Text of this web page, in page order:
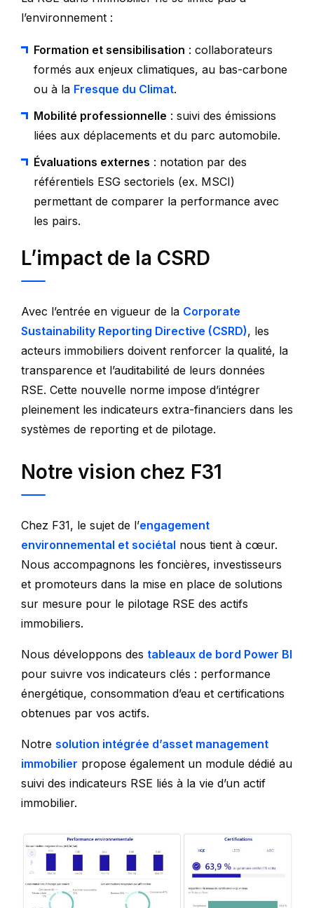
l’environnement :
Formation et sensibilisation : collaborateurs
formés aux enjeux climatiques, au bas-carbone
ou à la Fresque du Climat.
Mobilité professionnelle : suivi des émissions
liées aux déplacements et du parc automobile.
Évaluations externes : notation par des
référentiels ESG sectoriels (ex. MSCI)
permettant de comparer la performance avec
les pairs.
L’impact de la CSRD
Avec l’entrée en vigueur de la Corporate
Sustainability Reporting Directive (CSRD), les
acteurs immobiliers doivent renforcer la qualité, la
transparence et l’auditabilité de leurs données
RSE. Cette nouvelle norme impose d’intégrer
pleinement les indicateurs extra-financiers dans les
systèmes de reporting et de pilotage.
Notre vision chez F31
Chez F31, le sujet de l’engagement
environnemental et sociétal nous tient à cœur.
Nous accompagnons les foncières, investisseurs
et promoteurs dans la mise en place de solutions
sur mesure pour le pilotage RSE des actifs
immobiliers.
Nous développons des tableaux de bord Power BI
pour suivre vos indicateurs clés : performance
énergétique, consommation d’eau et certifications
obtenues par vos actifs.
Notre solution intégrée d’asset management
immobilier propose également un module dédié au
suivi des indicateurs RSE liés à la vie d’un actif
immobilier.